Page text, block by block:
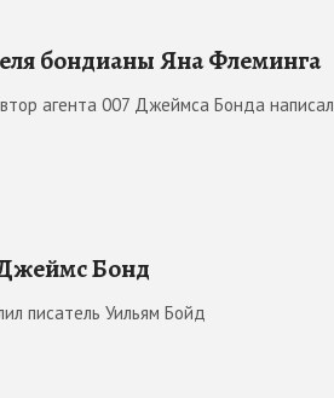
бондианы Яна Флеминга
агента 007 Джеймса Бонда написал
Бонд
писатель Уильям Бойд